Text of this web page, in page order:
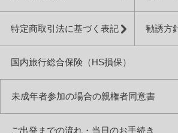
特定商取引法に基づく表記 勧誘方
国内旅行総合保険（HS損保）
未成年者参加の場合の親権者同意書
ご出発までの流れ・当日のお手続き